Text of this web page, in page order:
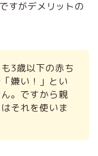
すがデメリットの
3歳以下の赤ち
嫌い！」とい
。ですから親
それを使いま